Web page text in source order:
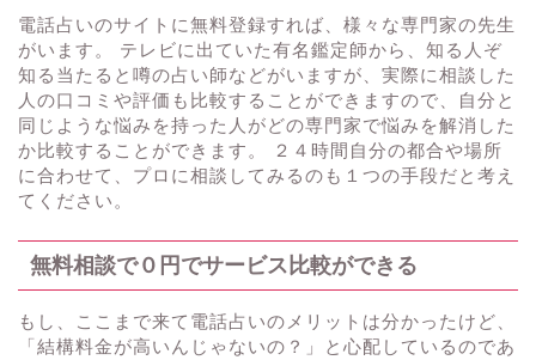
電話占いのサイトに無料登録すれば、様々な専門家の先生
がいます。 テレビに出ていた有名鑑定師から、知る人ぞ
知る当たると噂の占い師などがいますが、実際に相談した
人の口コミや評価も比較することができますので、自分と
同じような悩みを持った人がどの専門家で悩みを解消した
か比較することができます。 ２４時間自分の都合や場所
に合わせて、プロに相談してみるのも１つの手段だと考え
てください。
無料相談で０円でサービス比較ができる
もし、ここまで来て電話占いのメリットは分かったけど、
「結構料金が高いんじゃないの？」と心配しているのであ